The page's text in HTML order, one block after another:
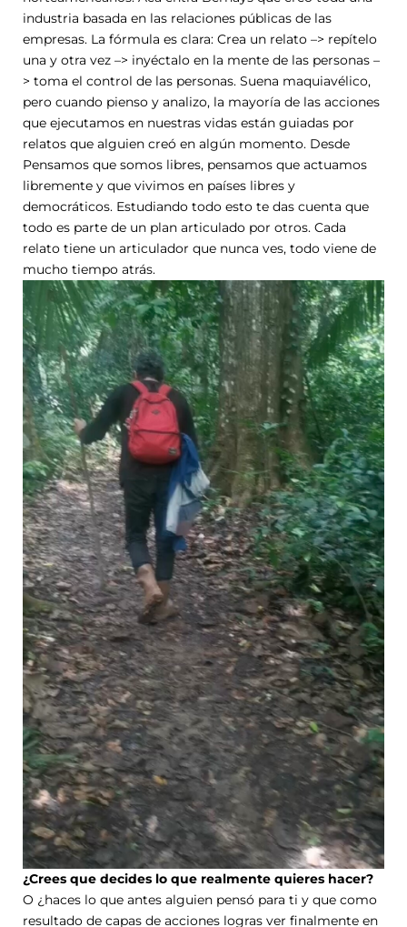
industria basada en las relaciones públicas de las
empresas. La fórmula es clara: Crea un relato –> repítelo
una y otra vez –> inyéctalo en la mente de las personas –
> toma el control de las personas. Suena maquiavélico,
pero cuando pienso y analizo, la mayoría de las acciones
que ejecutamos en nuestras vidas están guiadas por
relatos que alguien creó en algún momento. Desde
Pensamos que somos libres, pensamos que actuamos
libremente y que vivimos en países libres y
democráticos. Estudiando todo esto te das cuenta que
todo es parte de un plan articulado por otros. Cada
relato tiene un articulador que nunca ves, todo viene de
mucho tiempo atrás.
¿Crees que decides lo que realmente quieres hacer?
O ¿haces lo que antes alguien pensó para ti y que como
resultado de capas de acciones logras ver finalmente en